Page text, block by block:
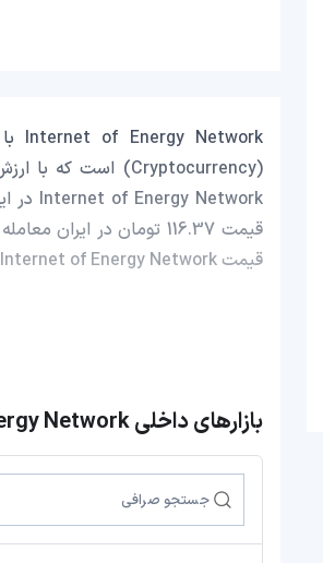
قیمت Internet of Energy Network در 24 ساعت اخیر، -0.29 کاهش داشته است.
بازارهای داخلی Internet of Energy Network